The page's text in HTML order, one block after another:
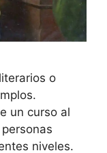
o
un curso al
niveles.